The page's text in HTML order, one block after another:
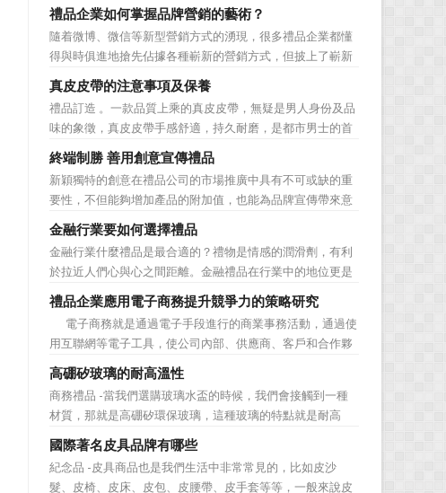
時最為關注的便是如何利用最低的費用購買到最超值的貨
品。在禮品公司使用常規的營銷方式的同時，消費者也不免
走陷入了“審美疲勞”。 編者總結了最讓消費者對禮品行
業營銷產生免疫...
禮品企業如何掌握品牌營銷的藝術？
隨着微博、微信等新型營銷方式的湧現，很多禮品企業都懂
得與時俱進地搶先佔據各種嶄新的營銷方式，但披上了嶄新
的營銷軀殼，卻沒有掌握營銷的靈魂。要知道，營銷真正的
價值不是將品牌鋪設到消費者眼前，而是將品牌印到消費者
心裡 與消費者的心理距離的拉近，並不是一朝一夕的事
情，需要做好持...
真皮皮帶的注意事項及保養
禮品訂造 。一款品質上乘的真皮皮帶，無疑是男人身份及品
味的象徵，真皮皮帶手感舒適，持久耐磨，是都市男士的首
選。當你還在髮愁老爸生日禮物送什麼的時候，一款真皮皮
帶就是非常不錯的選擇。但是真皮皮帶如果疏於保養，也會
黯然失色，出現裂痕和破損的痕跡，今天小編就爲大家分享
真皮皮帶的注意事項...
終端制勝 善用創意宣傳禮品
新穎獨特的創意在禮品公司的市場推廣中具有不可或缺的重
要性，不但能夠增加產品的附加值，也能為品牌宣傳帶來意
想不到的促進作用。禮品公司如果能夠巧妙運用這些獨具創
意的宣傳禮品來提升宣傳技巧，在終端推廣中將更具競爭
力。 打火機、煙灰缸、鑰匙鏈、毛巾……當今市場上的
宣傳品幾乎是司空...
金融行業要如何選擇禮品
金融行業什麼禮品是最合適的？禮物是情感的潤滑劑，有利
於拉近人們心與心之間距離。金融禮品在行業中的地位更是
不容忽視，因為禮品即是企業形象的象徵，又是企業地位的
彰顯，同時對收禮人來說，一份禮物的永恆意義是語言難以
企及的。難怪有人曾說：再省也不能省禮物，再窮也不能窮
送禮。但是，禮品選擇...
禮品企業應用電子商務提升競爭力的策略研究
電子商務就是通過電子手段進行的商業事務活動，通過使
用互聯網等電子工具，使公司內部、供應商、客戶和合作夥
伴之間，利用電子業務共享信息，實現企業間業務流程的電
子化，配合企業內部的電子化生產管理系統，提高企業的生
產、庫存、流通和資金等各個環節的效率。它具有結構性、
動態性、社...
高硼矽玻璃的耐高溫性
商務禮品 -當我們選購玻璃水盃的時候，我們會接觸到一種
材質，那就是高硼矽環保玻璃，這種玻璃的特點就是耐高
溫，那麼這個耐高溫的溫度限製和準確的含義是什麼呢?禮品
紅的小編給大家總結如下。 耐熱玻璃【Heat-resistant
glass】是指含有耐熱性強的硼酸﹑矽酸成分,能夠...
國際著名皮具品牌有哪些
紀念品 -皮具商品也是我們生活中非常常見的，比如皮沙
髮、皮椅、皮床、皮包、皮腰帶、皮手套等等，一般來說皮